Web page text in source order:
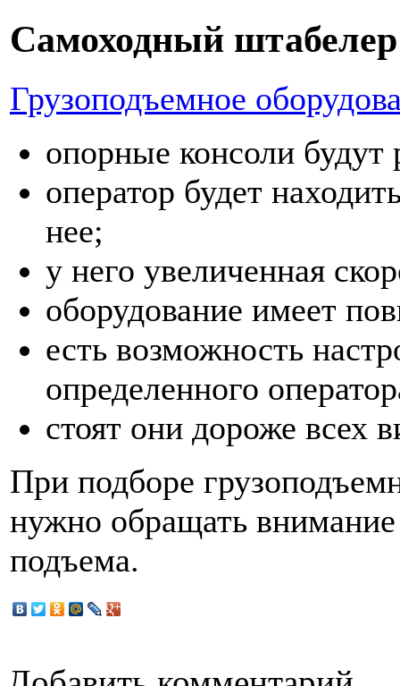
Самоходный
Грузоподъемное
опорные консоли будут
оператор будет
нее;
у него увеличенная
оборудование имеет
есть возможность
определенного
стоят они дороже всех
При подборе
нужно обращать
подъема.